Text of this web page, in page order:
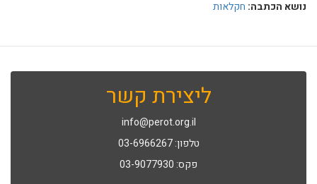
נושא הכתבה: חקלאות
ליצירת קשר
info@perot.org.il
טלפון: 03-6966267
פקס: 03-9077930